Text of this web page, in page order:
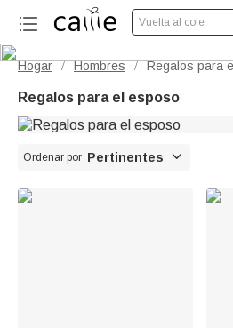
Vuelta al cole
Hogar / Hombres / Regalos para
Regalos para el esposo
Ordenar por Pertinentes 